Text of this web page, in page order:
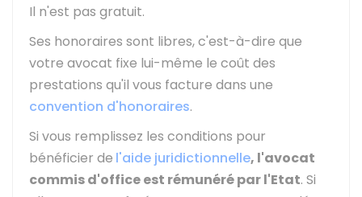
Il n'est pas gratuit.
Ses honoraires sont libres, c'est-à-dire que
votre avocat fixe lui-même le coût des
prestations qu'il vous facture dans une
convention d'honoraires.
Si vous remplissez les conditions pour
bénéficier de l'aide juridictionnelle, l'avocat
commis d'office est rémunéré par l'Etat. Si